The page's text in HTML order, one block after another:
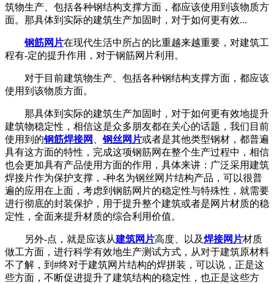
筑物生产、包括各种钢结构支撑方面，都应该使用到该物质方
面。那具体到实际的建筑生产加固时，对于如何更有效...
钢筋网片在现代生活中所占的比重越来越重要，对建筑工
程有-定的提升作用，对于钢筋网片利用。
对于目前建筑物生产、包括各种钢结构支撑方面，都应该
使用到该物质方面。
那具体到实际的建筑生产加固时，对于如何更有效地提升
建筑物稳定性，相信这是众多朋友都在关心的话题，我们目前
使用到的钢筋焊接网 、钢丝网片或者是其他类型钢材，都普遍
具有这方面的特性，完成这项钢筋网在整个生产过程中，相信
也会更加具有产品使用方面的作用，具体来讲：广泛采用建筑
焊接片作为保护支撑，-种名为钢丝网片结构产品，可以很普
遍的应用在上面，考虑到钢筋网片的稳定性与特殊性，就需要
进行彻底的封装保护，用于提升整个建筑或者是网片材质的稳
定性，全面来提升材质的综合利用价值。
另外-点，就是应该从建筑网片高度、以及焊接网片材质
做工方面，进行科学有效地生产测试方式，从对于建筑原材料
不了解，到#终对于建筑网片结构的焊拼装，可以说，正是这
些方面，不断促进提升了建筑结构的稳定性，也正是这些方